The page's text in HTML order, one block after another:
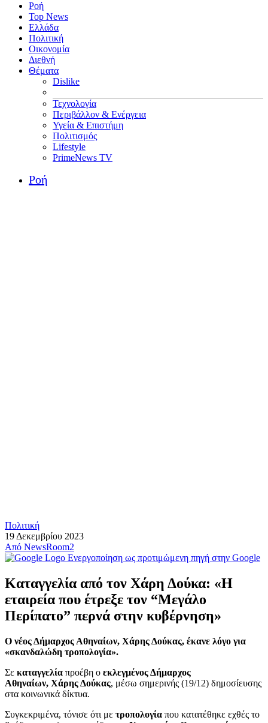
Ροή
Top News
Ελλάδα
Πολιτική
Οικονομία
Διεθνή
Θέματα
Dislike
Τεχνολογία
Περιβάλλον & Ενέργεια
Υγεία & Επιστήμη
Πολιτισμός
Lifestyle
PrimeNews TV
Ροή
Πολιτική
19 Δεκεμβρίου 2023
Από NewsRoom2
Ενεργοποίηση ως προτιμώμενη πηγή στην Google
Καταγγελία από τον Χάρη Δούκα: «Η
εταιρεία που έτρεξε τον “Μεγάλο
Περίπατο” περνά στην κυβέρνηση»
Ο νέος Δήμαρχος Αθηναίων, Χάρης Δούκας, έκανε λόγο για
«σκανδαλώδη τροπολογία».
Σε καταγγελία προέβη ο εκλεγμένος Δήμαρχος
Αθηναίων, Χάρης Δούκας, μέσω σημερινής (19/12) δημοσίευσης
στα κοινωνικά δίκτυα.
Συγκεκριμένα, τόνισε ότι με τροπολογία που κατατέθηκε εχθές το